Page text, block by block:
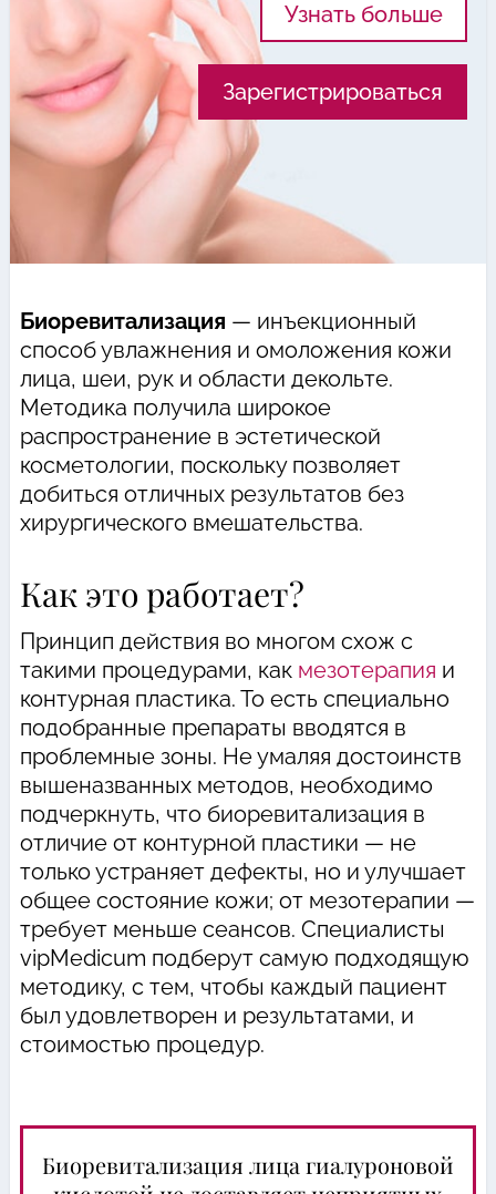
Узнать больше
Зарегистрироваться
Биоревитализация — инъекционный
способ увлажнения и омоложения кожи
лица, шеи, рук и области декольте.
Методика получила широкое
распространение в эстетической
косметологии, поскольку позволяет
добиться отличных результатов без
хирургического вмешательства.
Как это работает?
Принцип действия во многом схож с
такими процедурами, как мезотерапия и
контурная пластика. То есть специально
подобранные препараты вводятся в
проблемные зоны. Не умаляя достоинств
вышеназванных методов, необходимо
подчеркнуть, что биоревитализация в
отличие от контурной пластики — не
только устраняет дефекты, но и улучшает
общее состояние кожи; от мезотерапии —
требует меньше сеансов. Специалисты
vipMedicum подберут самую подходящую
методику, с тем, чтобы каждый пациент
был удовлетворен и результатами, и
стоимостью процедур.
Биоревитализация лица гиалуроновой